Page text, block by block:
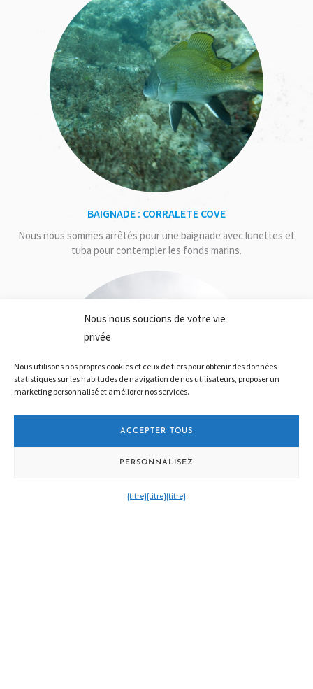
Nous nous soucions de votre vie
privée
Nous utilisons nos propres cookies et ceux de tiers pour obtenir des données
statistiques sur les habitudes de navigation de nos utilisateurs, proposer un
marketing personnalisé et améliorer nos services.
ACCEPTER TOUS
PERSONNALISEZ
{titre}{titre}{titre}
BAIGNADE : CORRALETE COVE
Nous nous sommes arrêtés pour une baignade avec lunettes et
tuba pour contempler les fonds marins.
RÉCIF DE LAS SIRENAS